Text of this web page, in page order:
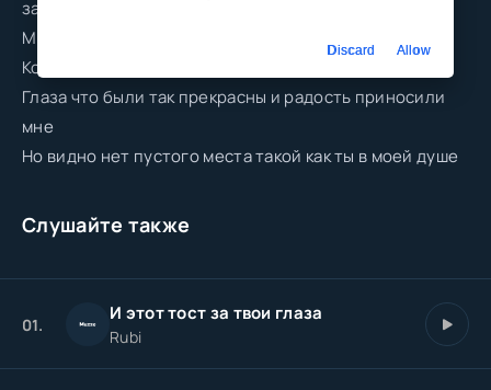
затаились у меня и больше не вернёшься ты назад
Мы познакомились случайно нелепо так же ты ушла
Когда смотрю на твоё фото передо мной твои глаза
Глаза что были так прекрасны и радость приносили
мне
Но видно нет пустого места такой как ты в моей душе
Слушайте также
01. И этот тоcт за твои глаза
Rubi
Discard Allow